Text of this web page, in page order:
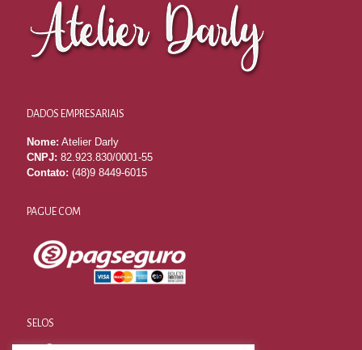
DADOS EMPRESARIAIS
Nome: Atelier Darly
CNPJ: 82.923.830/0001-55
Contato: (48)9 8449-6015
PAGUE COM
SELOS